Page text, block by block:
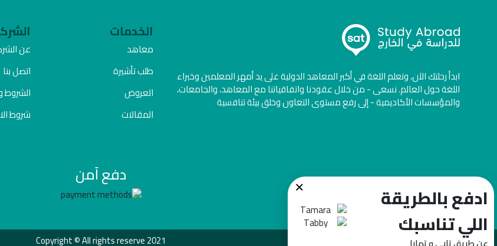
ابدأ رحلتك الآن، وتعلم اللغة في أكبر المعاهد الدولية على يد أمهر المعلمين وخبراء
اللغة حول العالم. نسعى - من خلال عقودنا واتفاقياتنا مع المعاهد، والجامعات،
والمؤسسات الأكاديمية - إلى رفع مستوى التعاون وخلق بيئة تنافسية
الخدمات
معاهد
طلب تأشيرة
العروض
المقالات
عن
اتصل بنا
الشروط
شروط
دفع آمن
Copyright © All rights reserve 2021
×
ادفع بالطريقة
اللي تناسبك